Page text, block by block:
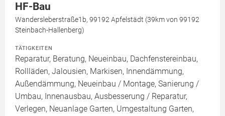
HF-Bau
Wandersleberstraße1b, 99192 Apfelstädt (39km von 99192
Steinbach-Hallenberg)
TÄTIGKEITEN
Reparatur, Beratung, Neueinbau, Dachfenstereinbau,
Rollläden, Jalousien, Markisen, Innendämmung,
Außendämmung, Neueinbau / Montage, Sanierung /
Umbau, Innenausbau, Ausbesserung / Reparatur,
Verlegen, Neuanlage Garten, Umgestaltung Garten,